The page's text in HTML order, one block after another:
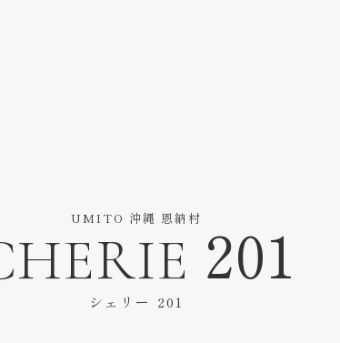
UMITO 沖縄 恩納村
201
シェリー 201